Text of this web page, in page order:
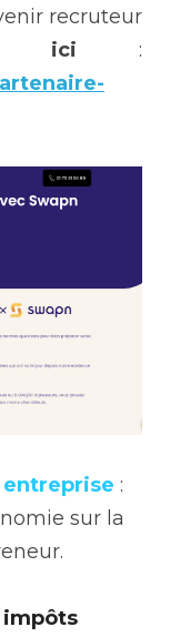
recruteur
ici
:
sur la
impôts